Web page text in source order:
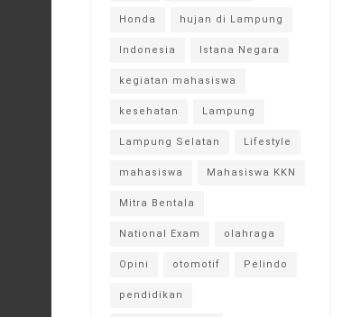
Honda hujan di Lampung
Indonesia Istana Negara
kegiatan mahasiswa
kesehatan Lampung
Lampung Selatan Lifestyle
mahasiswa Mahasiswa KKN
Mitra Bentala
National Exam olahraga
Opini otomotif Pelindo
pendidikan